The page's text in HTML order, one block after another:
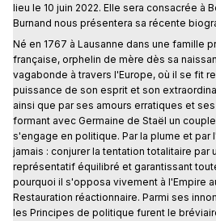
lieu le 10 juin 2022. Elle sera consacrée à
Burnand nous présentera sa récente
Né en 1767 à Lausanne dans une famille
française, orphelin de mère dès sa
vagabonde à travers l'Europe, où il se fit
puissance de son esprit et son
ainsi que par ses amours erratiques et
formant avec Germaine de Staël un
s'engage en politique. Par la plume et par
jamais : conjurer la tentation totalitaire par
représentatif équilibré et garantissant
pourquoi il s'opposa vivement à l'Empire
Restauration réactionnaire. Parmi ses
les Principes de politique furent le